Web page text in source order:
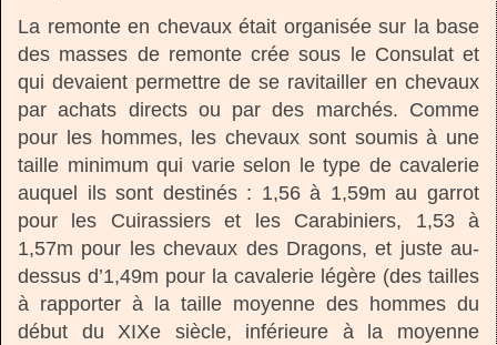
La remonte en chevaux était organisée sur la base
des masses de remonte crée sous le Consulat et
qui devaient permettre de se ravitailler en chevaux
par achats directs ou par des marchés. Comme
pour les hommes, les chevaux sont soumis à une
taille minimum qui varie selon le type de cavalerie
auquel ils sont destinés : 1,56 à 1,59m au garrot
pour les Cuirassiers et les Carabiniers, 1,53 à
1,57m pour les chevaux des Dragons, et juste au-
dessus d’1,49m pour la cavalerie légère (des tailles
à rapporter à la taille moyenne des hommes du
début du XIXe siècle, inférieure à la moyenne